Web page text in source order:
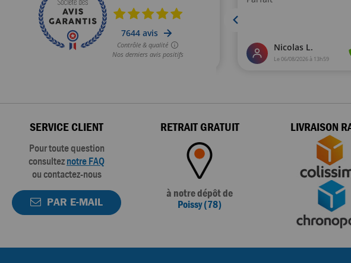
SERVICE CLIENT
Pour toute question
consulteznotre FAQ
ou contactez-nous
PAR E-MAIL
RETRAIT GRATUIT
à notre dépôt de
Poissy (78)
LIVRAISON